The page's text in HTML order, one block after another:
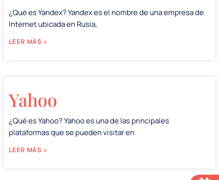
¿Qué es Yandex? Yandex es el nombre de una empresa de
Internet ubicada en Rusia,
LEER MÁS »
Yahoo
¿Qué es Yahoo? Yahoo es una de las principales
plataformas que se pueden visitar en
LEER MÁS »